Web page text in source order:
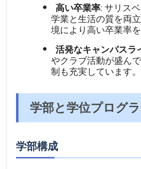
高い卒業率: サリス
学業と生活の質を両
境により高い卒業率を
活発なキャンパスラ
やクラブ活動が盛ん
制も充実しています。
学部と学位プログ
学部構成